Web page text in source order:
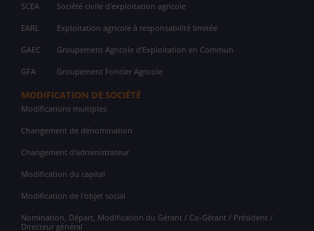
SCEA Société civile d'exploitation agricole
EARL Exploitation agricole à responsabilité limitée
GAEC Groupement Agricole d'Exploitation en Commun
GFA Groupement Foncier Agricole
MODIFICATION DE SOCIÉTÉ
Modifications multiples
Changement de dénomination
Changement d'administrateur
Modification du capital
Modification de l'objet social
Nomination, Départ, Modification du Gérant / Co-Gérant / Président /
Directeur général